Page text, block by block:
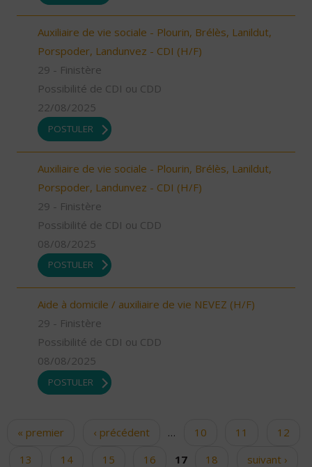
Auxiliaire de vie sociale - Plourin, Brélès, Lanildut,
Porspoder, Landunvez - CDI (H/F)
29 - Finistère
Possibilité de CDI ou CDD
22/08/2025
POSTULER
Auxiliaire de vie sociale - Plourin, Brélès, Lanildut,
Porspoder, Landunvez - CDI (H/F)
29 - Finistère
Possibilité de CDI ou CDD
08/08/2025
POSTULER
Aide à domicile / auxiliaire de vie NEVEZ (H/F)
29 - Finistère
Possibilité de CDI ou CDD
08/08/2025
POSTULER
Pages
« premier ‹ précédent … 10 11
12
13
14 15 16 17 18
suivant ›